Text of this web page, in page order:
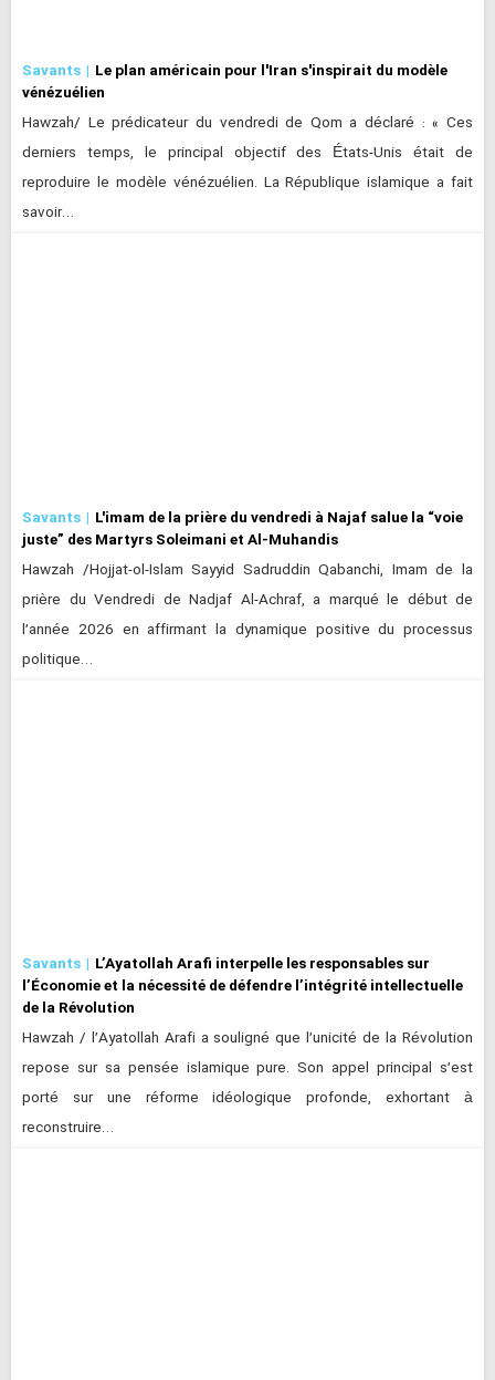
Savants
Le plan américain pour l'Iran s'inspirait du modèle
vénézuélien
Hawzah/ Le prédicateur du vendredi de Qom a déclaré : « Ces
derniers temps, le principal objectif des États-Unis était de
reproduire le modèle vénézuélien. La République islamique a fait
savoir…
Savants
L'imam de la prière du vendredi à Najaf salue la “voie
juste” des Martyrs Soleimani et Al-Muhandis
Hawzah /Hojjat-ol-Islam Sayyid Sadruddin Qabanchi, Imam de la
prière du Vendredi de Nadjaf Al-Achraf, a marqué le début de
l’année 2026 en affirmant la dynamique positive du processus
politique…
Savants
L’Ayatollah Arafi interpelle les responsables sur
l’Économie et la nécessité de défendre l’intégrité intellectuelle
de la Révolution
Hawzah / l’Ayatollah Arafi a souligné que l’unicité de la Révolution
repose sur sa pensée islamique pure. Son appel principal s’est
porté sur une réforme idéologique profonde, exhortant à
reconstruire…